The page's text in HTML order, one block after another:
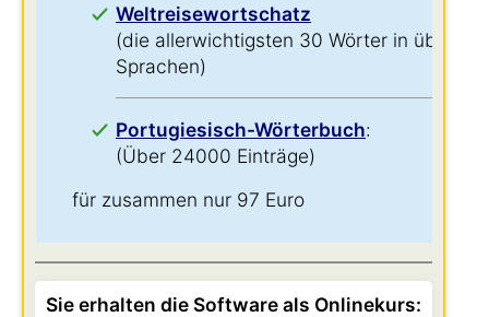
Weltreisewortschatz
(die allerwichtigsten 30 Wörter in über 60
Sprachen)
Portugiesisch-Wörterbuch:
(Über 24000 Einträge)
für zusammen nur 97 Euro
Sie erhalten die Software als Onlinekurs: